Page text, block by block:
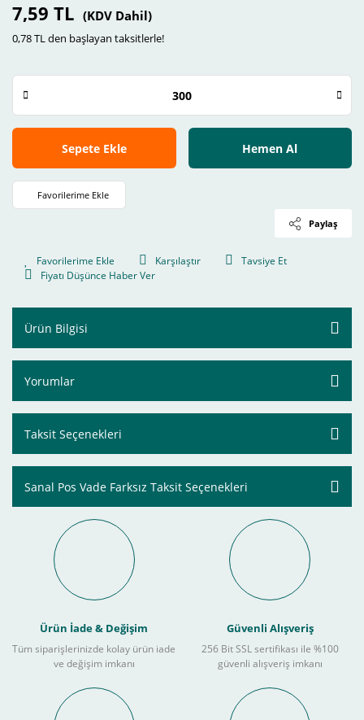
7,59 TL (KDV Dahil)
0,78 TL den başlayan taksitlerle!
Sepete Ekle Hemen Al
Paylaş
Karşılaştır
Tavsiye Et
Fiyatı Düşünce Haber Ver
Ürün Bilgisi
Yorumlar
Taksit Seçenekleri
Sanal Pos Vade Farksız Taksit Seçenekleri
Ürün İade & Değişim
Tüm siparişlerinizde kolay ürün iade
ve değişim imkanı
Güvenli Alışveriş
256 Bit SSL sertifikası ile %100
güvenli alışveriş imkanı